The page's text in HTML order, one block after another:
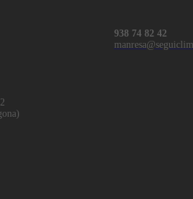
938 74 82 42